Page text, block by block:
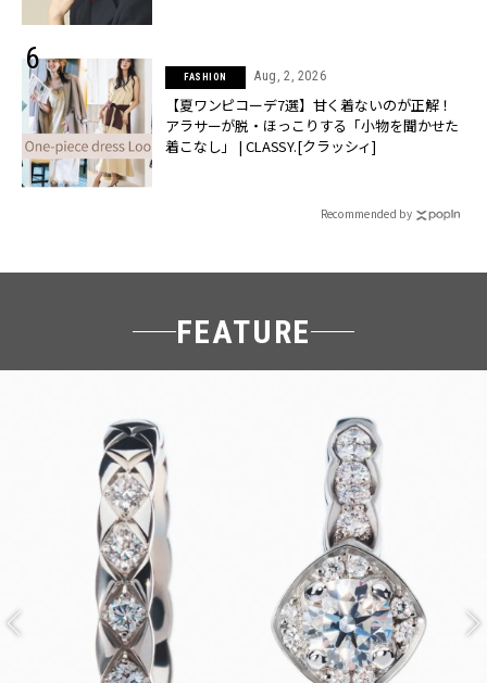
FASHION Aug, 2, 2026
【夏ワンピコーデ7選】甘く着ないのが正解！
アラサーが脱・ほっこりする「小物を聞かせた
着こなし」 | CLASSY.[クラッシィ]
Recommended by
FEATURE